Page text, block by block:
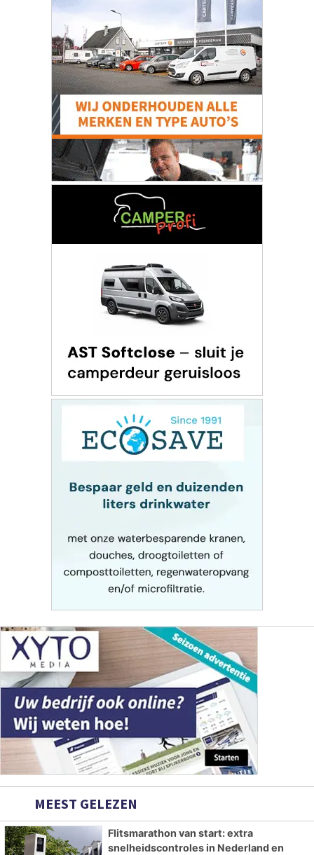
MEEST GELEZEN
Flitsmarathon van start: extra
snelheidscontroles in Nederland en